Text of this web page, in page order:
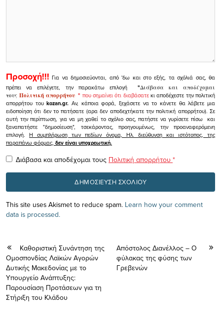
Προσοχή!!! Για να δημοσιεύονται, από 'δω και στο εξής, τα σχόλιά σας, θα
πρέπει να επιλέγετε, την παρακάτω επιλογή
"Διάβασα και αποδέχομαι
τουςΠολιτική απορρήτου" που σημαίνει ότι διαβάσατεκι αποδέχεστε την πολιτική
απορρήτου τουkozan.gr. Αν, κάποια φορά, ξεχάσετε να το κάνετε θα λάβετε μια
ειδοποίηση ότι δεν το πατήσατε (αρα δεν αποδεχτήκατε την πολιτική απορρήτου). Σε
αυτή την περίπτωση, για να μη χαθεί το σχόλιο σας, πατήστε να γυρίσετε πίσω και
ξαναπατήστε "δημοσίευση", τσεκάροντας, προηγουμένως, την προαναφερόμενη
επιλογή.Η συμπλήρωση των πεδίων όνομα, Ηλ. διεύθυνση και ιστότοπος, της
παραπάνω φόρμας, δεν είναι υποχρεωτική.
Διάβασα και αποδέχομαι τους Πολιτική απορρήτου *
This site uses Akismet to reduce spam. Learn how your comment
data is processed.
Καθοριστική Συνάντηση της
Ομοσπονδίας Λαϊκών Αγορών
Δυτικής Μακεδονίας με το
Υπουργείο Ανάπτυξης:
Παρουσίαση Προτάσεων για τη
Στήριξη του Κλάδου
Απόστολος Διανέλλος – Ο
φύλακας της φύσης των
Γρεβενών